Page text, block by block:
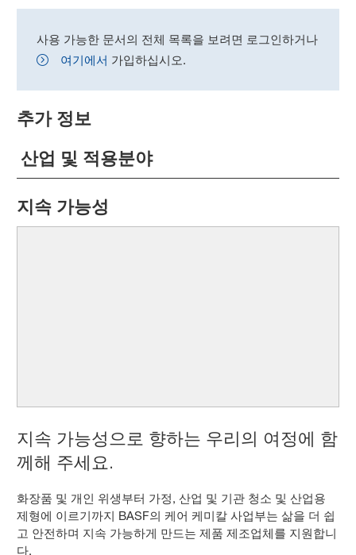
사용 가능한 문서의 전체 목록을 보려면 로그인하거나
여기에서 가입하십시오.
추가 정보
산업 및 적용분야
지속 가능성
지속 가능성으로 향하는 우리의 여정에 함
께해 주세요.
화장품 및 개인 위생부터 가정, 산업 및 기관 청소 및 산업용
제형에 이르기까지 BASF의 케어 케미칼 사업부는 삶을 더 쉽
고 안전하며 지속 가능하게 만드는 제품 제조업체를 지원합니
다.